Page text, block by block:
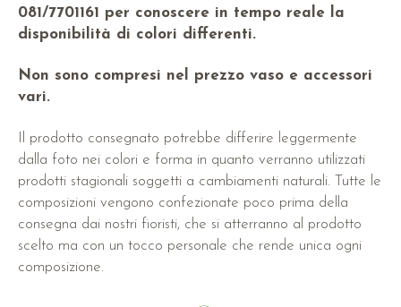
081/7701161 per conoscere in tempo reale la
disponibilità di colori differenti.
Non sono compresi nel prezzo vaso e accessori
vari.
Il prodotto consegnato potrebbe differire leggermente
dalla foto nei colori e forma in quanto verranno utilizzati
prodotti stagionali soggetti a cambiamenti naturali. Tutte le
composizioni vengono confezionate poco prima della
consegna dai nostri fioristi, che si atterranno al prodotto
scelto ma con un tocco personale che rende unica ogni
composizione.